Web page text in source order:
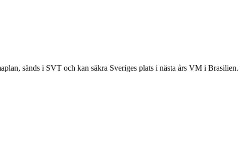
sänds i SVT och kan säkra Sveriges plats i nästa års VM i Brasilien.